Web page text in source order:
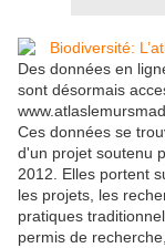
Des données en
sont désormais
Ces données se
d'un projet soutenu
2012. Elles portent
les projets, les
pratiques
permis de